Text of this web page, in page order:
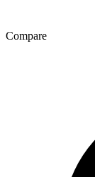
Compare